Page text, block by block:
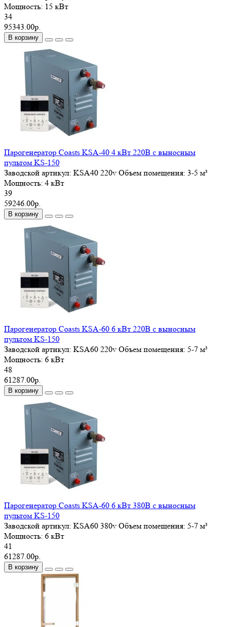
Мощность: 15 кВт
34
95343.00р.
В корзину
Парогенератор Coasts KSA-40 4 кВт 220В с выносным
пультом KS-150
Заводской артикул: KSА40 220v Объем помещения: 3-5 м³
Мощность: 4 кВт
39
59246.00р.
В корзину
Парогенератор Coasts KSA-60 6 кВт 220В с выносным
пультом KS-150
Заводской артикул: KSА60 220v Объем помещения: 5-7 м³
Мощность: 6 кВт
48
61287.00р.
В корзину
Парогенератор Coasts KSA-60 6 кВт 380В с выносным
пультом KS-150
Заводской артикул: KSА60 380v Объем помещения: 5-7 м³
Мощность: 6 кВт
41
61287.00р.
В корзину